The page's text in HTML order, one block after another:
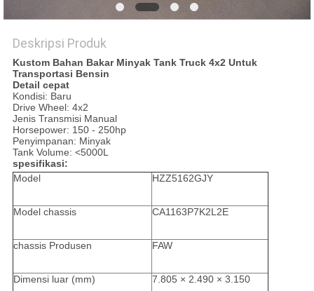
Deskripsi Produk
Kustom Bahan Bakar Minyak Tank Truck 4x2 Untuk
Transportasi Bensin
Detail cepat
Kondisi: Baru
Drive Wheel: 4x2
Jenis Transmisi Manual
Horsepower: 150 - 250hp
Penyimpanan: Minyak
Tank Volume: <5000L
spesifikasi:
Model
HZZ5162GJY
Model chassis CA1163P7K2L2E
chassis Produsen FAW
Dimensi luar (mm) 7.805 × 2.490 × 3.150